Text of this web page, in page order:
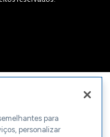
para
personalizar